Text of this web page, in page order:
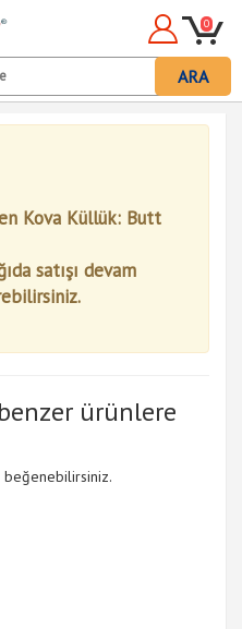
ARA
0
Kova Küllük: Butt
satışı devam
ürünlere
beğenebilirsiniz.